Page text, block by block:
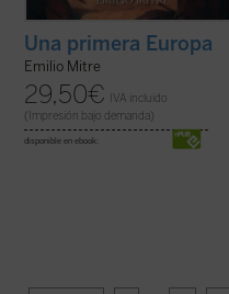
Una primera Europa
Emilio Mitre
29,50€
IVA incluido
(Impresión bajo demanda)
disponible en ebook: